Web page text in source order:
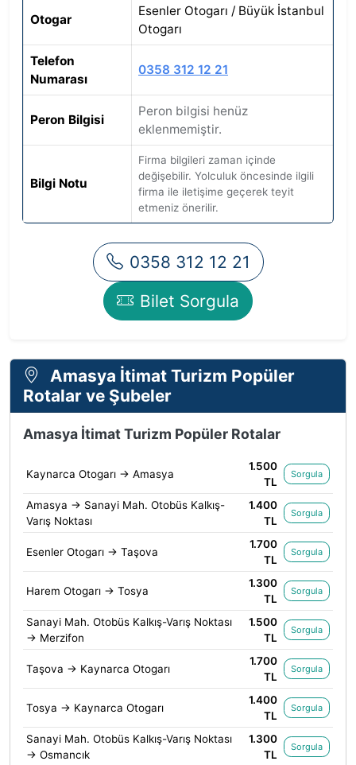
Otogar
Esenler Otogarı / Büyük İstanbul
Otogarı
Telefon
Numarası
0358 312 12 21
Peron Bilgisi
Peron bilgisi henüz
eklenmemiştir.
Bilgi Notu
Firma bilgileri zaman içinde
değişebilir. Yolculuk öncesinde ilgili
firma ile iletişime geçerek teyit
etmeniz önerilir.
0358 312 12 21
Bilet Sorgula
Amasya İtimat Turizm Popüler
Rotalar ve Şubeler
Amasya İtimat Turizm Popüler Rotalar
Kaynarca Otogarı → Amasya
1.500
TL
Sorgula
Amasya → Sanayi Mah. Otobüs Kalkış-
Varış Noktası
1.400
TL
Sorgula
Esenler Otogarı → Taşova
1.700
TL
Sorgula
Harem Otogarı → Tosya
1.300
TL
Sorgula
Sanayi Mah. Otobüs Kalkış-Varış Noktası
→ Merzifon
1.500
TL
Sorgula
Taşova → Kaynarca Otogarı
1.700
TL
Sorgula
Tosya → Kaynarca Otogarı
1.400
TL
Sorgula
Sanayi Mah. Otobüs Kalkış-Varış Noktası
→ Osmancık
1.300
TL
Sorgula